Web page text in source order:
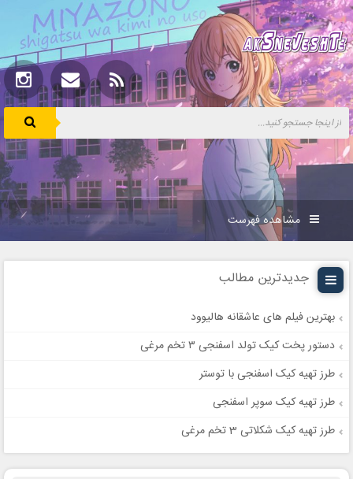
مشاهده فهرست
جدیدترین مطالب
بهترین فیلم های عاشقانه هالیوود
دستور پخت کیک تولد اسفنجی ۳ تخم مرغی
طرز تهیه کیک اسفنجی با توستر
طرز تهیه کیک سوپر اسفنجی
طرز تهیه کیک شکلاتی 3 تخم مرغی